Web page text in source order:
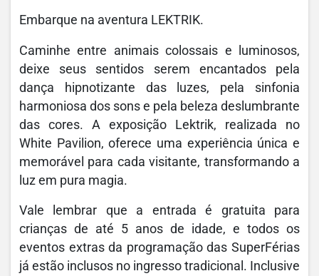
Embarque na aventura LEKTRIK.
Caminhe entre animais colossais e luminosos,
deixe seus sentidos serem encantados pela
dança hipnotizante das luzes, pela sinfonia
harmoniosa dos sons e pela beleza deslumbrante
das cores. A exposição Lektrik, realizada no
White Pavilion, oferece uma experiência única e
memorável para cada visitante, transformando a
luz em pura magia.
Vale lembrar que a entrada é gratuita para
crianças de até 5 anos de idade, e todos os
eventos extras da programação das SuperFérias
já estão inclusos no ingresso tradicional. Inclusive